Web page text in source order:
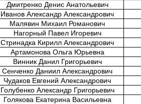
Дмитренко Денис Анатольевич
Иванов Александр Александрович
Малявин Михаил Романович
Нагорный Павел Игоревич
Стринадка Кирилл Александрович
Артамонова Ольга Юрьевна
Винник Данил Григорьевич
Сенченко Даниил Александрович
Чудаков Евгений Александрович
Голубенко Александр Григорьевич
Голякова Екатерина Васильевна